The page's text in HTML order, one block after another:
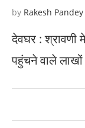
by Rakesh Pandey
देवघर : श्रावणी
पहुंचने वाले